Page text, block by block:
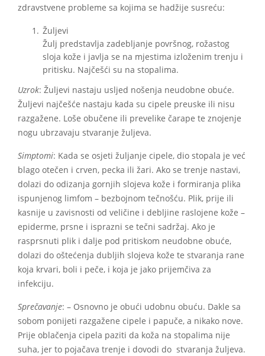
zdravstvene probleme sa kojima se hadžije susreću:
Žuljevi
Žulj predstavlja zadebljanje površnog, rožastog
sloja kože i javlja se na mjestima izloženim trenju i
pritisku. Najčešći su na stopalima.
Uzrok: Žuljevi nastaju usljed nošenja neudobne obuće.
Žuljevi najčešće nastaju kada su cipele preuske ili nisu
razgažene. Loše obučene ili prevelike čarape te znojenje
nogu ubrzavaju stvaranje žuljeva.
Simptomi: Kada se osjeti žuljanje cipele, dio stopala je već
blago otečen i crven, pecka ili žari. Ako se trenje nastavi,
dolazi do odizanja gornjih slojeva kože i formiranja plika
ispunjenog limfom – bezbojnom tečnošću. Plik, prije ili
kasnije u zavisnosti od veličine i debljine raslojene kože –
epiderme, prsne i isprazni se tečni sadržaj. Ako je
rasprsnuti plik i dalje pod pritiskom neudobne obuće,
dolazi do oštećenja dubljih slojeva kože te stvaranja rane
koja krvari, boli i peče, i koja je jako prijemčiva za
infekciju.
Sprečavanje: – Osnovno je obući udobnu obuću. Dakle sa
sobom ponijeti razgažene cipele i papuče, a nikako nove.
Prije oblačenja cipela paziti da koža na stopalima nije
suha, jer to pojačava trenje i dovodi do stvaranja žuljeva.